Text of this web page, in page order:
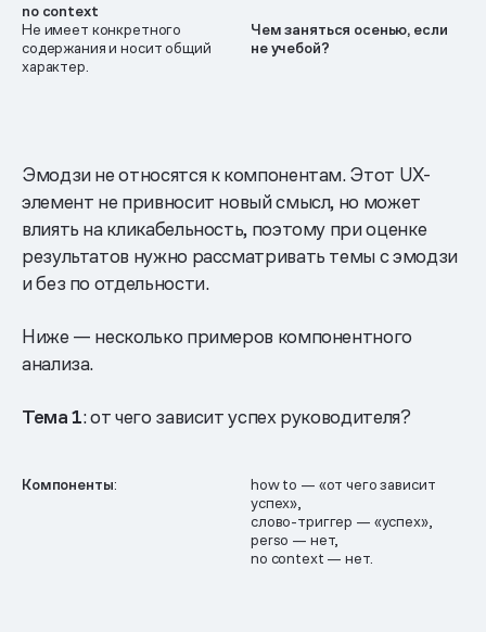
no context
Не имеет конкретного
содержания и носит общий
характер.
Чем заняться осенью, если
не учебой?
Эмодзи не относятся к компонентам. Этот UX-
элемент не привносит новый смысл, но может
влиять на кликабельность, поэтому при оценке
результатов нужно рассматривать темы с эмодзи
и без по отдельности.
Ниже — несколько примеров компонентного
анализа.
Тема 1: от чего зависит успех руководителя?
Компоненты:
how to — «от чего зависит
успех»,
слово-триггер — «успех»,
perso — нет,
no context — нет.